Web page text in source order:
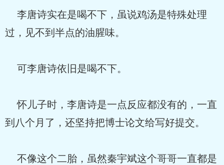
李唐诗实在是喝不下，虽说鸡汤是特殊处理
过，见不到半点的油腥味。
可李唐诗依旧是喝不下。
怀儿子时，李唐诗是一点反应都没有的，一直
到八个月了，还坚持把博士论文给写好提交。
不像这个二胎，虽然秦宇斌这个哥哥一直都是